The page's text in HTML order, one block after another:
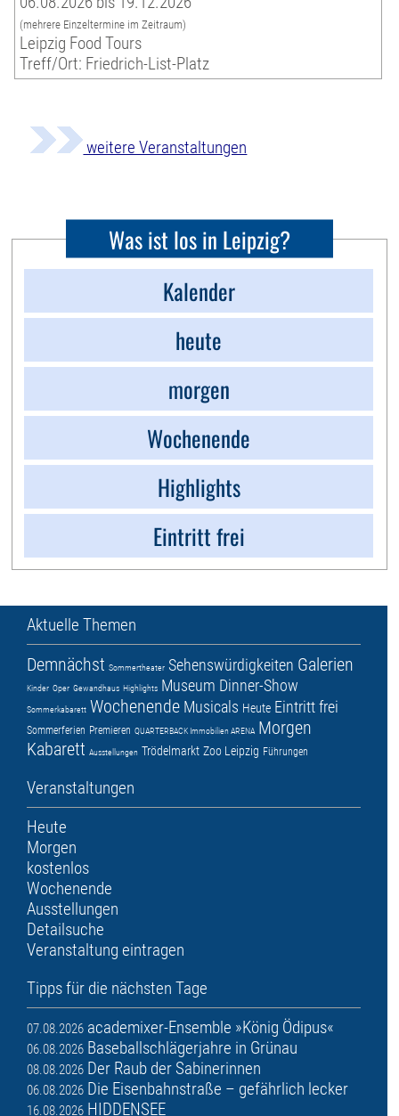
(mehrere Einzeltermine im Zeitraum)
Leipzig Food Tours
Treff/Ort: Friedrich-List-Platz
weitere Veranstaltungen
Was ist los in Leipzig?
Kalender
heute
morgen
Wochenende
Highlights
Eintritt frei
Aktuelle Themen
Demnächst Sommertheater Sehenswürdigkeiten Galerien
Kinder Oper Gewandhaus Highlights Museum Dinner-Show
Sommerkabarett Wochenende Musicals Heute Eintritt frei
Sommerferien Premieren QUARTERBACK Immobilien ARENA Morgen
Kabarett Ausstellungen Trödelmarkt Zoo Leipzig Führungen
Veranstaltungen
Heute
Morgen
kostenlos
Wochenende
Ausstellungen
Detailsuche
Veranstaltung eintragen
Tipps für die nächsten Tage
07.08.2026 academixer-Ensemble »König Ödipus«
06.08.2026 Baseballschlägerjahre in Grünau
08.08.2026 Der Raub der Sabinerinnen
06.08.2026 Die Eisenbahnstraße – gefährlich lecker
16.08.2026 HIDDENSEE